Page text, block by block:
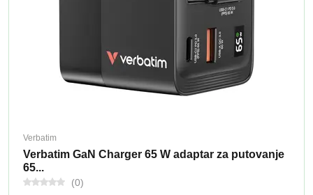
Verbatim
Verbatim GaN Charger 65 W adaptar za putovanje
65...
(0)